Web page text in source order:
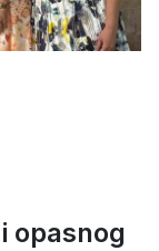
opasnog